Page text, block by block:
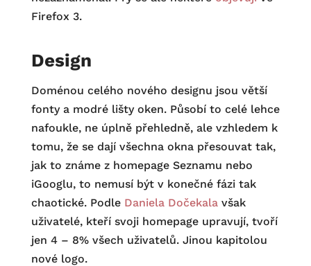
Firefox 3.
Design
Doménou celého nového designu jsou větší
fonty a modré lišty oken. Působí to celé lehce
nafoukle, ne úplně přehledně, ale vzhledem k
tomu, že se dají všechna okna přesouvat tak,
jak to známe z homepage Seznamu nebo
iGooglu, to nemusí být v konečné fázi tak
chaotické. Podle Daniela Dočekalavšak
uživatelé, kteří svoji homepage upravují, tvoří
jen 4 – 8% všech uživatelů. Jinou kapitolou
nové logo.